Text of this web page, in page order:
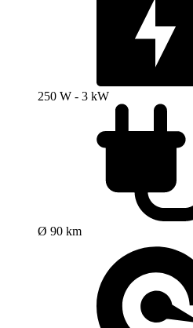
250 W - 3 kW
Ø 90 km